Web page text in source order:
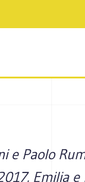
e Paolo
Emilia e